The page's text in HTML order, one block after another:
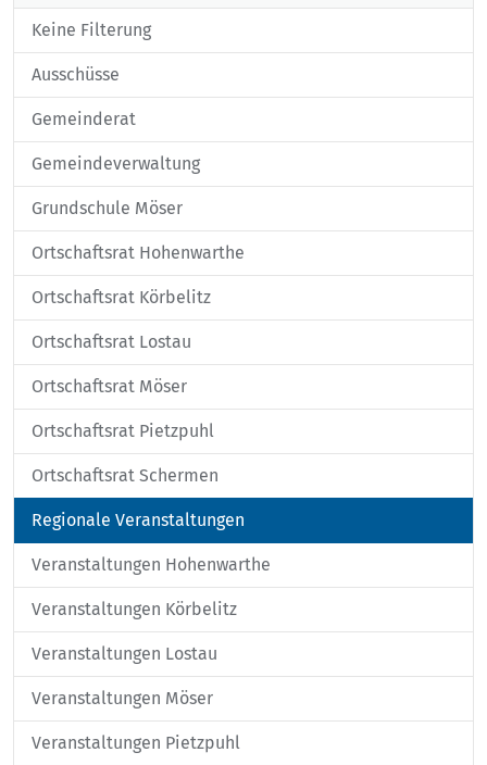
Keine Filterung
Ausschüsse
Gemeinderat
Gemeindeverwaltung
Grundschule Möser
Ortschaftsrat Hohenwarthe
Ortschaftsrat Körbelitz
Ortschaftsrat Lostau
Ortschaftsrat Möser
Ortschaftsrat Pietzpuhl
Ortschaftsrat Schermen
Regionale Veranstaltungen
Veranstaltungen Hohenwarthe
Veranstaltungen Körbelitz
Veranstaltungen Lostau
Veranstaltungen Möser
Veranstaltungen Pietzpuhl